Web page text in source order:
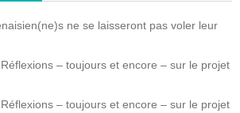
ne se laisseront pas voler leur
Réflexions – toujours et encore – sur le projet
Réflexions – toujours et encore – sur le projet